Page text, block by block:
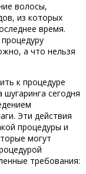
волосы,
из которых
время.
а что нельзя
к процедуре
сегодня
Эти действия
процедуры и
могут
требования: